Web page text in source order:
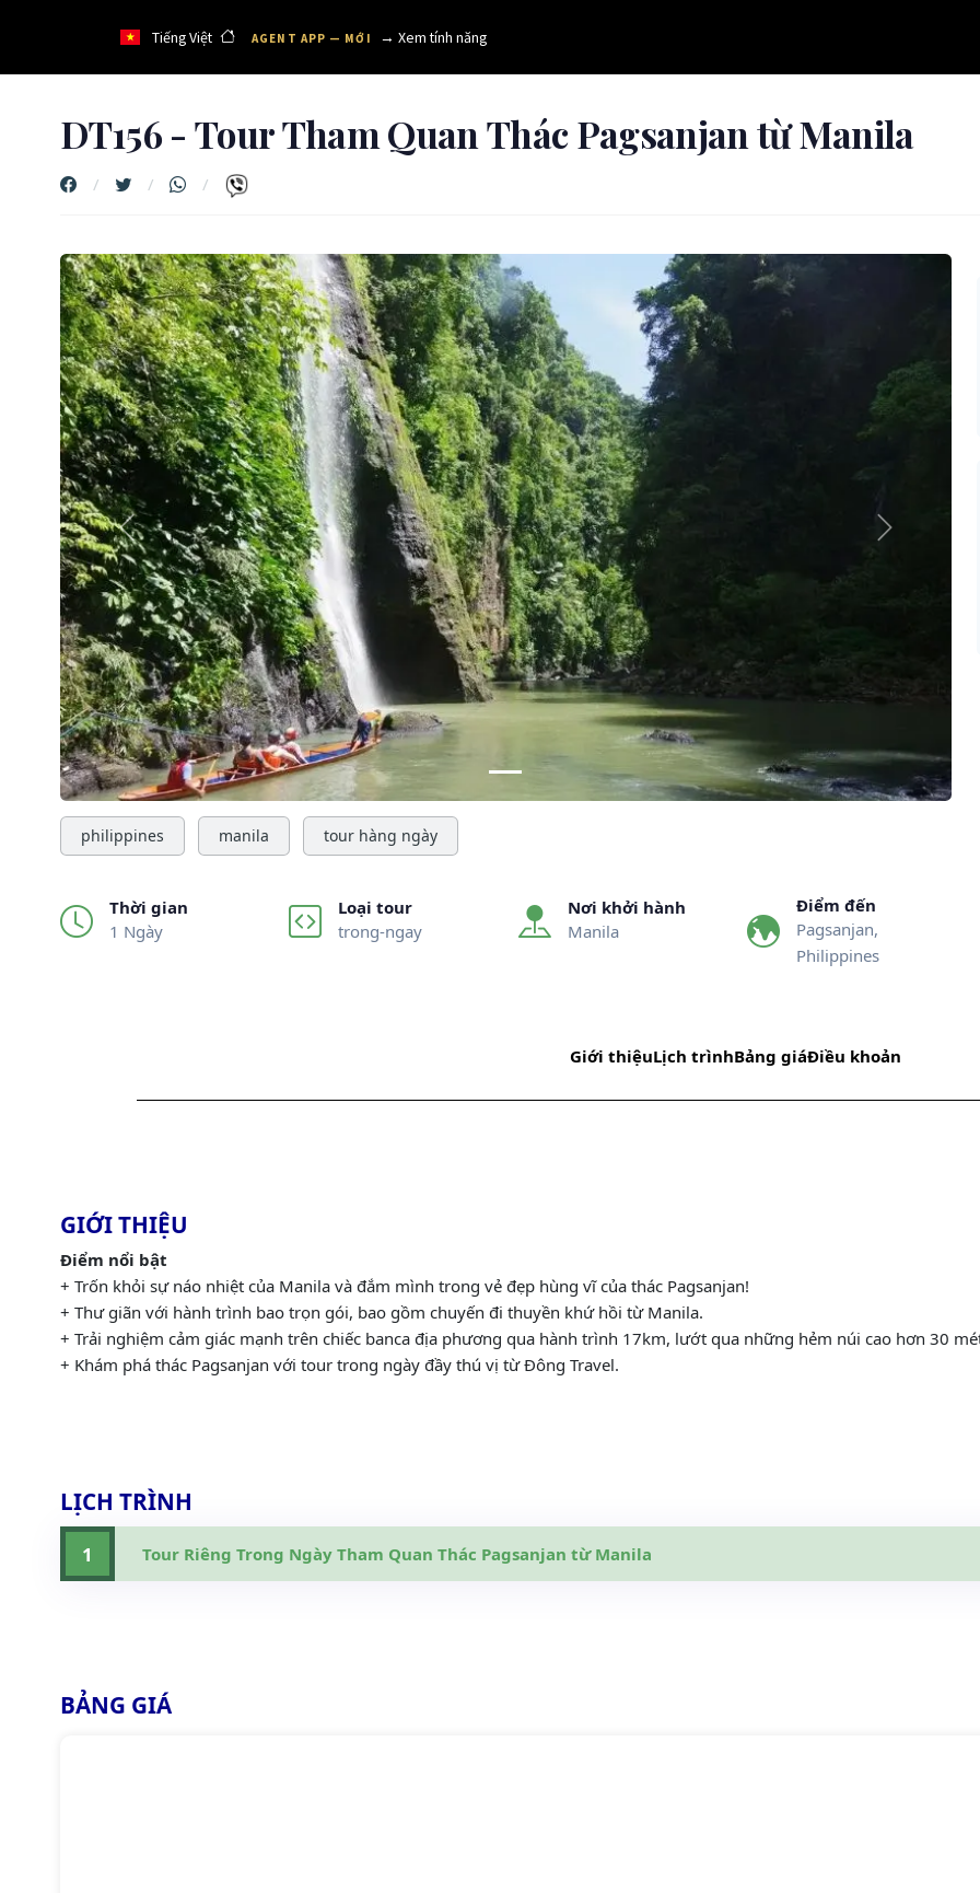
Tiếng Việt AGENT APP — MỚI → Xem tính năng
DT156 - Tour Tham Quan Thác Pagsanjan từ Manila
Previous Next
philippines manila tour hàng ngày
Thời gian
1 Ngày
Loại tour
trong-ngay
Nơi khởi hành
Manila
Điểm đến
Pagsanjan,
Philippines
Giới thiệuLịch trìnhBảng giáĐiều khoản
GIỚI THIỆU
Điểm nổi bật
+ Trốn khỏi sự náo nhiệt của Manila và đắm mình trong vẻ đẹp hùng vĩ của thác Pagsanjan!
+ Thư giãn với hành trình bao trọn gói, bao gồm chuyến đi thuyền khứ hồi từ Manila.
+ Trải nghiệm cảm giác mạnh trên chiếc banca địa phương qua hành trình 17km, lướt qua những hẻm núi cao hơn 30
+ Khám phá thác Pagsanjan với tour trong ngày đầy thú vị từ Đông Travel.
LỊCH TRÌNH
1 Tour Riêng Trong Ngày Tham Quan Thác Pagsanjan từ Manila
BẢNG GIÁ